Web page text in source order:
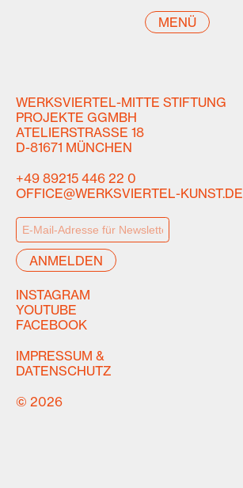
MENÜ
WERKSVIERTEL-MITTE STIFTUNG
PROJEKTE GGMBH
ATELIERSTRASSE 18
D-81671 MÜNCHEN
+49 89215 446 22 0
OFFICE@WERKSVIERTEL-KUNST.DE
INSTAGRAM
YOUTUBE
FACEBOOK
IMPRESSUM &
DATENSCHUTZ
© 2026